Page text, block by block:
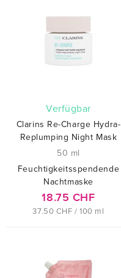
verfügbar
Clarins Re-Charge Hydra-
Replumping Night Mask
50 ml
Feuchtigkeitsspendende
Nachtmaske
18.75 CHF
37.50 CHF / 100 ml